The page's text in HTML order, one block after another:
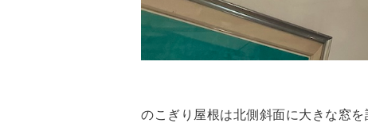
のこぎり屋根は北側斜面に大きな窓